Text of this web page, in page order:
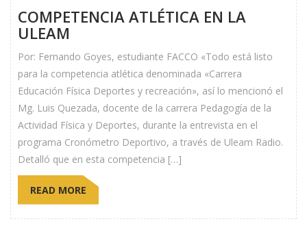
COMPETENCIA ATLÉTICA EN LA
ULEAM
Por: Fernando Goyes, estudiante FACCO «Todo está listo
para la competencia atlética denominada «Carrera
Educación Física Deportes y recreación», así lo mencionó el
Mg. Luis Quezada, docente de la carrera Pedagogía de la
Actividad Física y Deportes, durante la entrevista en el
programa Cronómetro Deportivo, a través de Uleam Radio.
Detalló que en esta competencia […]
READ MORE